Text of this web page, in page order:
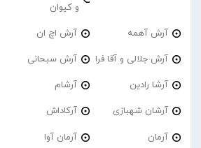
و کیوان
آرش آهمه آرش اچ ان
آرش جلالی و آقا فرا آرش سبحانی
آرشا رادین آرشام
آرشان شهبازی آرکاداش
آرمان آرمان آوا